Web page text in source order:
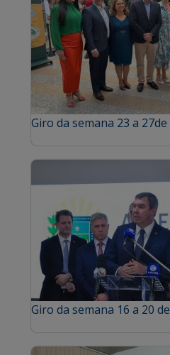
Giro da semana 23 a
Giro da semana 16 a 20